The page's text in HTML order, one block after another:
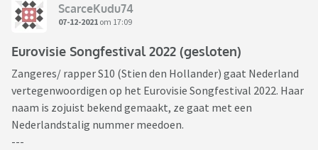
ScarceKudu74
07-12-2021 om 17:09
Eurovisie Songfestival 2022 (gesloten)
Zangeres/ rapper S10 (Stien den Hollander) gaat Nederland
vertegenwoordigen op het Eurovisie Songfestival 2022. Haar
naam is zojuist bekend gemaakt, ze gaat met een
Nederlandstalig nummer meedoen.
---